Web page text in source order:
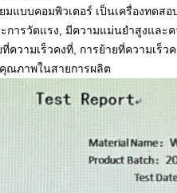
มแบบคอมพิวเตอร์ เป็นเครื่องทดส
การวัดแรง, มีความแม่นยําสูงแล
วามเร็วคงที่, การย้ายที่ความเร็ว
ณภาพในสายการผลิต